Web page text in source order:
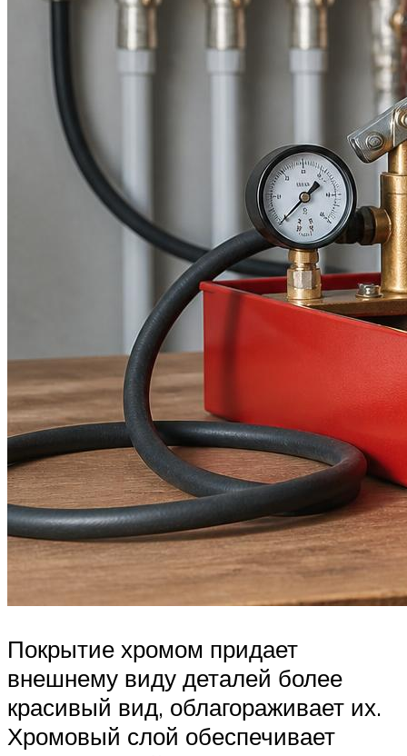
Покрытие хромом придает
внешнему виду деталей более
красивый вид, облагораживает их.
Хромовый слой обеспечивает